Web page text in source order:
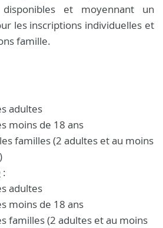
et moyennant un
les inscriptions individuelles et
famille.
adultes
moins de 18 ans
familles (2 adultes et au moins
:
adultes
moins de 18 ans
familles (2 adultes et au moins